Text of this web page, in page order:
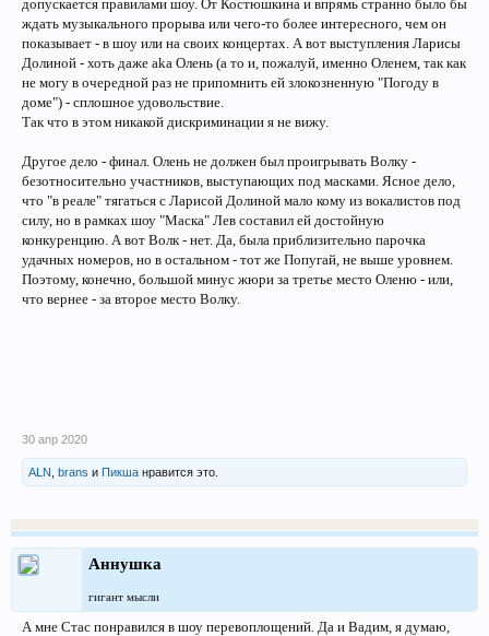
допускается правилами шоу. От Костюшкина и впрямь странно было бы
ждать музыкального прорыва или чего-то более интересного, чем он
показывает - в шоу или на своих концертах. А вот выступления Ларисы
Долиной - хоть даже aka Олень (а то и, пожалуй, именно Оленем, так как
не могу в очередной раз не припомнить ей злокозненную "Погоду в
доме") - сплошное удовольствие.
Так что в этом никакой дискриминации я не вижу.
Другое дело - финал. Олень не должен был проигрывать Волку -
безотносительно участников, выступающих под масками. Ясное дело,
что "в реале" тягаться с Ларисой Долиной мало кому из вокалистов под
силу, но в рамках шоу "Маска" Лев составил ей достойную
конкуренцию. А вот Волк - нет. Да, была приблизительно парочка
удачных номеров, но в остальном - тот же Попугай, не выше уровнем.
Поэтому, конечно, большой минус жюри за третье место Оленю - или,
что вернее - за второе место Волку.
30 апр 2020
ALN brans и Пикша нравится это.
Аннушка
гигант мысли
А мне Стас понравился в шоу перевоплощений. Да и Вадим, я думаю,